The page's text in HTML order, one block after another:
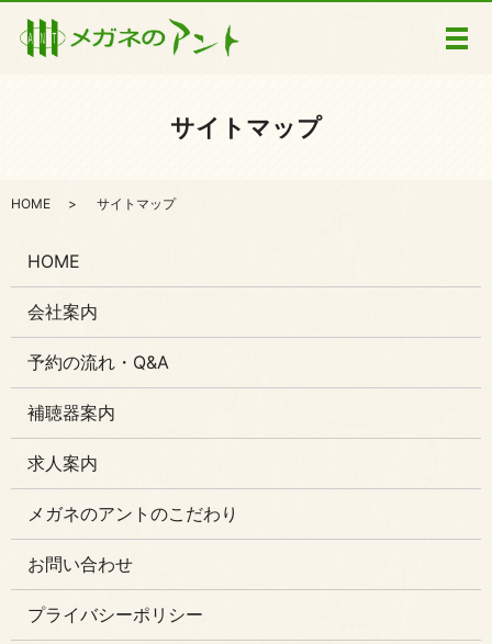
メ
サイトマップ
HOME サイトマップ
HOME
会社案内
予約の流れ・Q&A
補聴器案内
求人案内
メガネのアントのこだわり
お問い合わせ
プライバシーポリシー